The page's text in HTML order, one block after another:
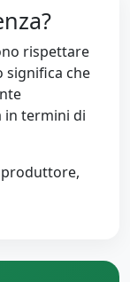
rispettare
significa che
in termini di